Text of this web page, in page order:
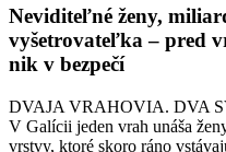
Neviditeľné ženy,
vyšetrovateľka – pred
nik v bezpečí
DVAJA VRAHOVIA. DVA
V Galícii jeden vrah unáša
vrstvy, ktoré skoro ráno